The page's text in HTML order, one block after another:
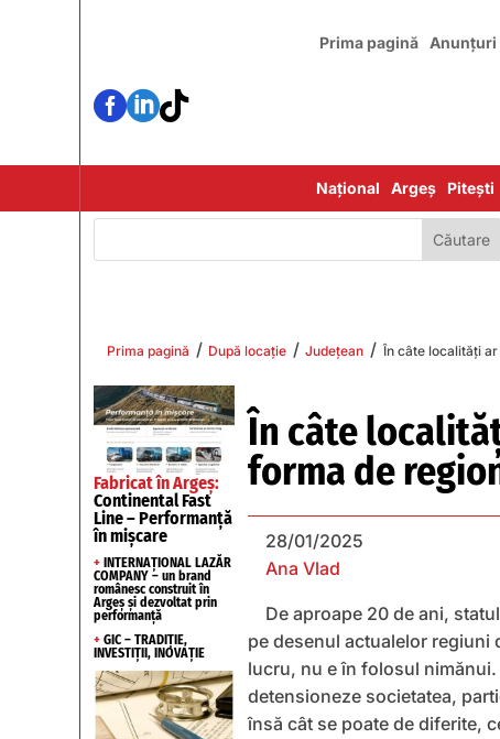
Prima pagină Anunțuri

Național Argeș Pitești
Prima pagină / După locație / Județean / În câte localități
Fabricat în Argeș:
Continental Fast
Line – Performanță
în mișcare
+ INTERNAȚIONAL LAZĂR
COMPANY – un brand
românesc construit în
Argeș și dezvoltat prin
performanță
+ GIC – TRADIȚIE,
INVESTIȚII, INOVAȚIE
În câte
forma de
28/01/2025
Ana Vlad
De aproape 20 de ani,
pe desenul actualelor regiuni
lucru, nu e în folosul
detensioneze societatea,
însă cât se poate de diferite,